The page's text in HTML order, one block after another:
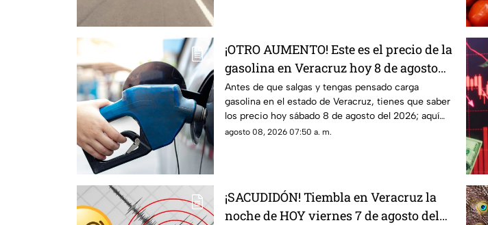
¡OTRO AUMENTO! Este es el precio de la
gasolina en Veracruz hoy 8 de agosto
2026
Antes de que salgas y tengas pensado carga
gasolina en el estado de Veracruz, tienes que saber
los precio hoy sábado 8 de agosto del 2026; aquí
detalles.
agosto 08, 2026 07:50 a. m.
¡SACUDIDÓN! Tiembla en Veracruz la
noche de HOY viernes 7 de agosto del